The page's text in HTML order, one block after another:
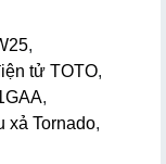
,
tử TOTO,
,
xả Tornado,